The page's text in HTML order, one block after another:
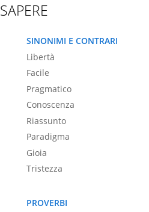
SAPERE
SINONIMI E CONTRARI
Libertà
Facile
Pragmatico
Conoscenza
Riassunto
Paradigma
Gioia
Tristezza
PROVERBI